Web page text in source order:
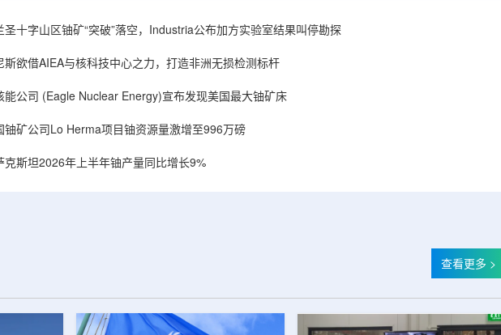
克里奇路120号，占地约14.1087万平方英
厂建成后，将整合目前分布在康涅狄格州
和贝瑟尔三个地点的业务。该设施预计于
年初投入使用，若最终设计和租户装修工...
CEO Alessandro Petruzzi 称，这使被动/主题投
资者可通过指数直接触达其 SOLO™ 微堆故事，
与 Cameco、Kazatomprom、Centrus、Oklo、
NuScale、X-energy、三菱重...
圣十字山区铀矿“突破”落空，Industria公布加方实验室结果叫停勘探
斯欲借AIEA与核科技中心之力，打造非洲无损检测标杆
能公司 (Eagle Nuclear Energy)宣布发现美国最大铀矿床
铀矿公司Lo Herma项目铀资源量激增至996万磅
克斯坦2026年上半年铀产量同比增长9%
查看更多 >